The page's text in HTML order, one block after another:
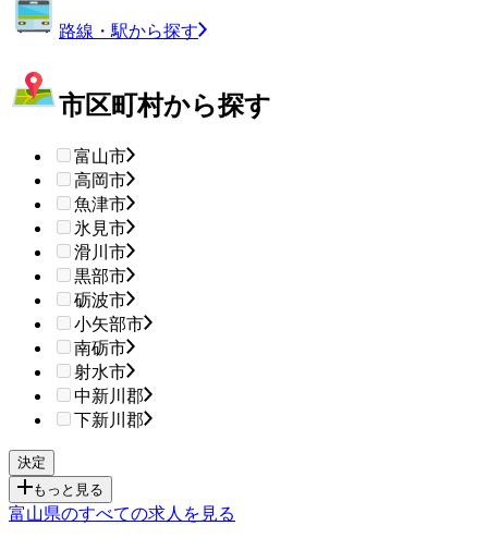
路線・駅から探す
市区町村から探す
富山市
高岡市
魚津市
氷見市
滑川市
黒部市
砺波市
小矢部市
南砺市
射水市
中新川郡
下新川郡
もっと見る
富山県のすべての求人を見る